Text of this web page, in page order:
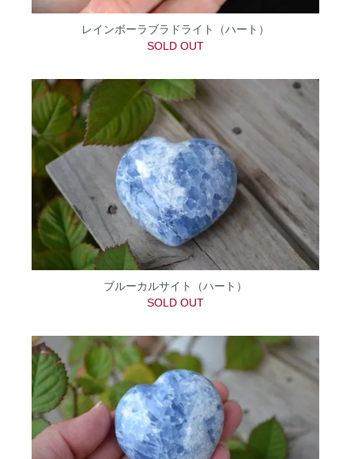
レインボーラブラドライト（ハート）
SOLD OUT
ブルーカルサイト（ハート）
SOLD OUT